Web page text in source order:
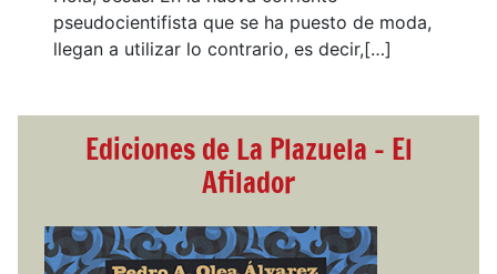
pseudocientifista que se ha puesto de moda,
llegan a utilizar lo contrario, es decir,[…]
Ediciones de La Plazuela - El
Afilador